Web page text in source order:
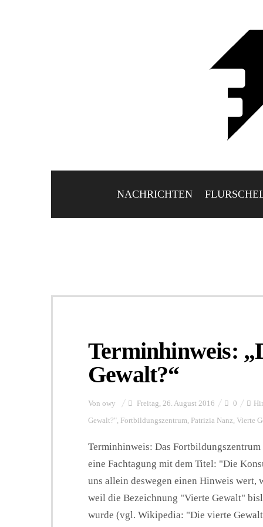
NACHRICHTEN
Terminhinweis:
Gewalt?“
Von owy Freitag, 26. August 2016 0
Gewalt?", Fortbildungszentrum, Patrizia Nanz, Vierte
Terminhinweis: Das Fortbildungszentrum
eine Fachtagung mit dem Titel: "Die
uns allein deswegen einen Hinweis wert,
weil die Bezeichnung "Vierte Gewalt"
wurde (vgl. Wikipedia: "Die vierte